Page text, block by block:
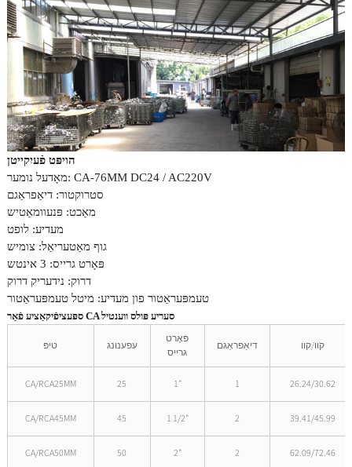
הויפּט פֿעיִקייטן
מאָדעל נומער: CA-76MM DC24 / AC220V
סטרוקטור: דיאַפראַגם
מאַכט: פּנעוומאַטיש
מעדיע: לופט
גוף מאַטעריאַל: צומיש
פּאָרט גרייס: 3 אינטש
דרוק: נידעריק דרוק
טעמפּעראַטור פון מעדיע: מיטל טעמפּעראַטור
ספּעציפֿיקאַציע פֿאַר CA סעריע פּולס ווענטיל
טיפּ עפענונג
פּאָרט
גרייס
דיאַפראַגם קוו/קוו
CA/RCA25MM 25 1" 1 26.24/30.62
CA/RCA45MM 45 1 1/2" 2 39.41/45.99
CA/RCA50MM 50 2" 2 62.09/72.46